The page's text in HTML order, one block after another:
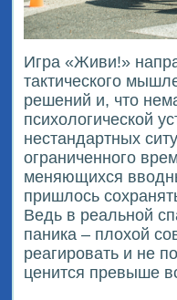
Игра «Живи!»
тактического
решений и, что
психологической
нестандартных
ограниченного
меняющихся
пришлось
Ведь в реальной
паника – плохой
реагировать и не
ценится превыше